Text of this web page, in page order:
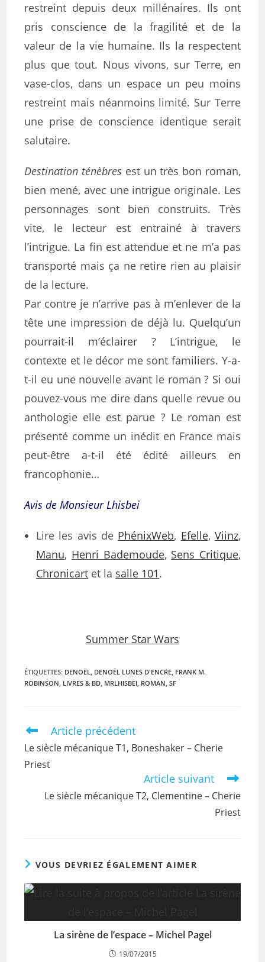
restreint depuis deux millénaires. Ils ont
pris conscience de la fragilité et de la
valeur de la vie humaine. Ils la respectent
plus que tout. Nous vivons, sur Terre, en
vase-clos, dans un espace un peu moins
restreint mais néanmoins limité. Sur Terre
une prise de conscience identique serait
salutaire.
Destination ténèbres est un très bon roman,
bien mené, avec une intrigue originale. Les
personnages sont bien construits. Très
vite, le lecteur est entrainé à travers
l’intrigue. La fin est attendue et ne m’a pas
transporté mais ça ne retire rien au plaisir
de la lecture.
Par contre je n’arrive pas à m’enlever de la
tête une impression de déjà lu. Quelqu’un
pourrait-il m’éclairer ? L’intrigue, le
contexte et le décor me sont familiers. Y-a-
t-il eu une nouvelle avant le roman ? Si oui
pouvez-vous me dire dans quelle revue ou
anthologie elle est parue ? Le roman est
présenté comme un inédit en France mais
peut-être a-t-il été édité ailleurs en
francophonie…
Avis de Monsieur Lhisbei
Lire les avis de PhénixWeb, Efelle, Viinz,
Manu, Henri Bademoude, Sens Critique,
Chronicart et la salle 101.
Summer Star Wars
ÉTIQUETTES: DENOËL, DENOËL LUNES D'ENCRE, FRANK M.
ROBINSON, LIVRES & BD, MRLHISBEI, ROMAN, SF
Article précédent
Le siècle mécanique T1, Boneshaker – Cherie
Priest
Article suivant
Le siècle mécanique T2, Clementine – Cherie
Priest
VOUS DEVRIEZ ÉGALEMENT AIMER
La sirène de l’espace – Michel Pagel
19/07/2015